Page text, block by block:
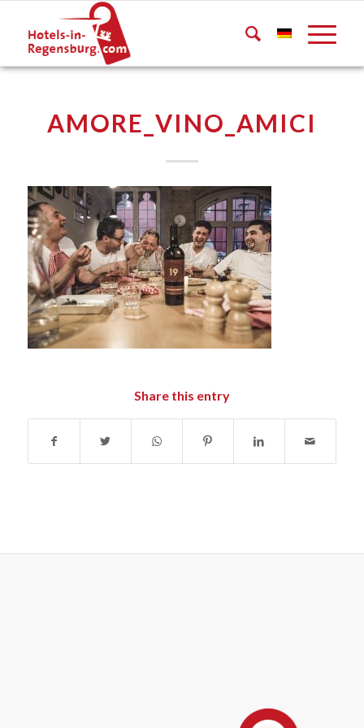
AMORE_VINO_AMICI
Share this entry